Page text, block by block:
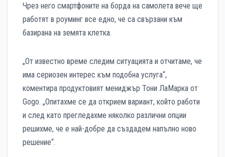
Чрез него смартфоните на борда на самолета вече ще
работят в роуминг все едно, че са свързани към
базирана на земята клетка.
„От известно време следим ситуацията и отчитаме, че
има сериозен интерес към подобна услуга“,
коментира продуктовият мениджър Тони ЛаМарка от
Gogo. „Опитахме се да открием вариант, който работи
и след като прегледахме няколко различни опции
решихме, че е най-добре да създадем напълно ново
решение“.